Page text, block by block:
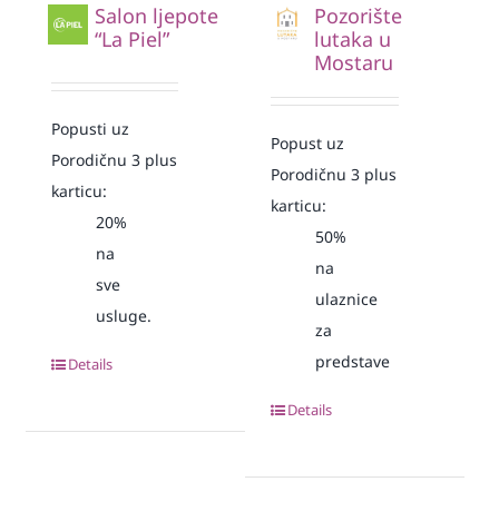
Salon ljepote
“La Piel”
Popusti uz
Porodičnu 3 plus
karticu:
20%
na
sve
usluge.
Details
Pozorište
lutaka u
Mostaru
Popust uz
Porodičnu 3 plus
karticu:
50%
na
ulaznice
za
predstave
Details